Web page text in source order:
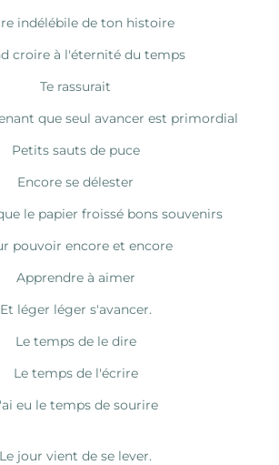
indélébile de ton histoire
croire à l'éternité du temps
Te rassurait
que seul avancer est primordial
Petits sauts de puce
Encore se délester
le papier froissé bons souvenirs
pouvoir encore et encore
Apprendre à aimer
Et léger léger s'avancer.
Le temps de le dire
Le temps de l'écrire
eu le temps de sourire
Le jour vient de se lever.